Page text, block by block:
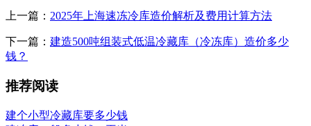
上一篇： 2025年上海速冻冷库造价解析及费用计算方法
下一篇： 建造500吨组装式低温冷藏库（冷冻库）造价多少
钱？
推荐阅读
建个小型冷藏库要多少钱